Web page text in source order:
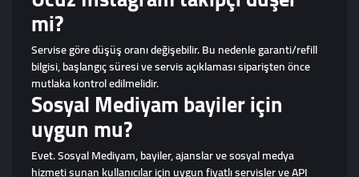
mi?
Servise göre düşüş oranı değişebilir. Bu nedenle garanti/refill
bilgisi, başlangıç süresi ve servis açıklaması siparişten önce
mutlaka kontrol edilmelidir.
Sosyal Mediyam bayiler için
uygun mu?
Evet. Sosyal Mediyam, bayiler, ajanslar ve sosyal medya
hizmeti sunan kullanıcılar için uygun fiyatlı servisler ve API